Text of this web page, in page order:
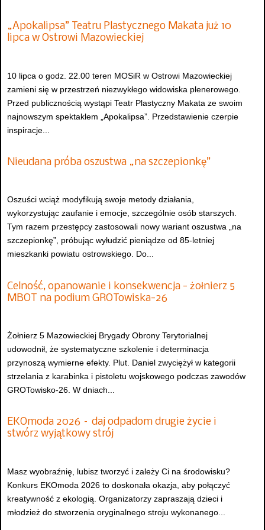
„Apokalipsa” Teatru Plastycznego Makata już 10
lipca w Ostrowi Mazowieckiej
10 lipca o godz. 22.00 teren MOSiR w Ostrowi Mazowieckiej
zamieni się w przestrzeń niezwykłego widowiska plenerowego.
Przed publicznością wystąpi Teatr Plastyczny Makata ze swoim
najnowszym spektaklem „Apokalipsa”. Przedstawienie czerpie
inspiracje...
Nieudana próba oszustwa „na szczepionkę”
Oszuści wciąż modyfikują swoje metody działania,
wykorzystując zaufanie i emocje, szczególnie osób starszych.
Tym razem przestępcy zastosowali nowy wariant oszustwa „na
szczepionkę”, próbując wyłudzić pieniądze od 85-letniej
mieszkanki powiatu ostrowskiego. Do...
Celność, opanowanie i konsekwencja - żołnierz 5
MBOT na podium GROTowiska-26
Żołnierz 5 Mazowieckiej Brygady Obrony Terytorialnej
udowodnił, że systematyczne szkolenie i determinacja
przynoszą wymierne efekty. Plut. Daniel zwyciężył w kategorii
strzelania z karabinka i pistoletu wojskowego podczas zawodów
GROTowisko-26. W dniach...
EKOmoda 2026 – daj odpadom drugie życie i
stwórz wyjątkowy strój
Masz wyobraźnię, lubisz tworzyć i zależy Ci na środowisku?
Konkurs EKOmoda 2026 to doskonała okazja, aby połączyć
kreatywność z ekologią. Organizatorzy zapraszają dzieci i
młodzież do stworzenia oryginalnego stroju wykonanego...